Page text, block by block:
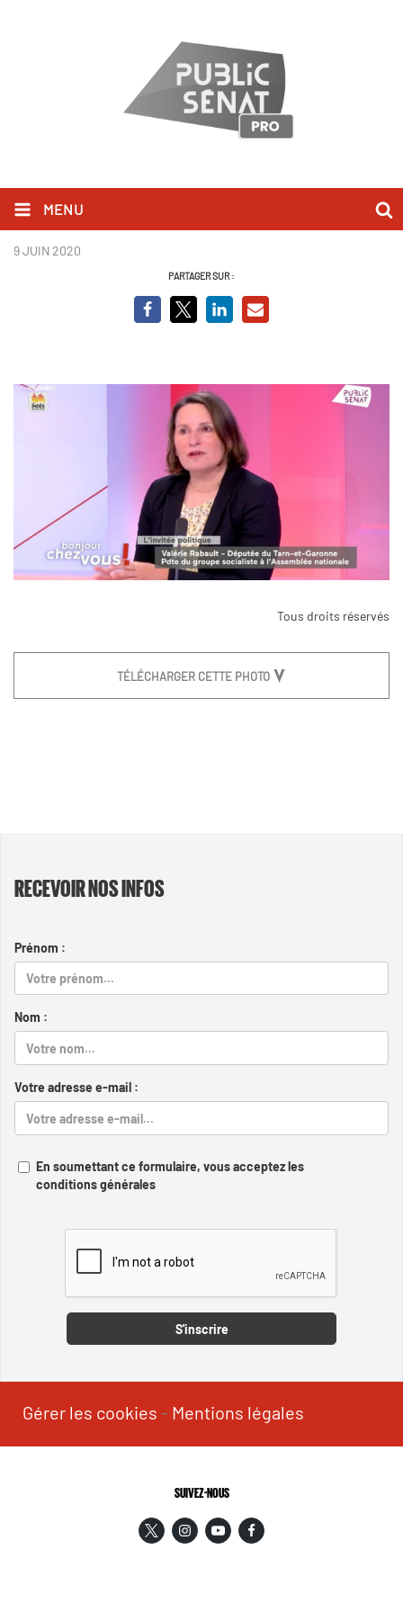
MENU
RABAULT.JPG
9 JUIN 2020
PARTAGER SUR :
Tous droits réservés
TÉLÉCHARGER CETTE PHOTO
RECEVOIR NOS INFOS
Prénom :
Nom :
Votre adresse e-mail :
En soumettant ce formulaire, vous acceptez les
conditions générales
S'inscrire
Gérer les cookies - Mentions légales
SUIVEZ-NOUS